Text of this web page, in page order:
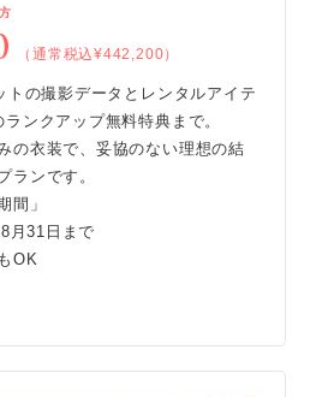
（通常税込¥442,200）
トの撮影データとレンタルアイテ
ンクアップ無料特典まで。
の衣装で、妥協のない理想の結
ランです。
間」
月31日まで
OK